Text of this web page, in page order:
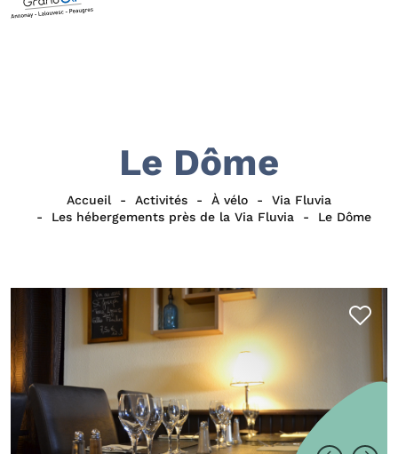
Le Dôme
Accueil Activités À vélo
Via Fluvia
Les hébergements près de la Via Fluvia
Le Dôme